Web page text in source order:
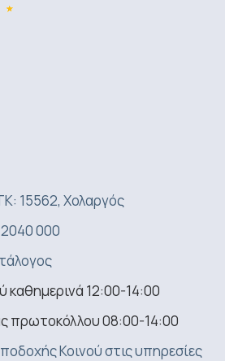
15562, Χολαργός
000
καθημερινά 12:00-14:00
πρωτοκόλλου 08:00-14:00
Κοινού στις υπηρεσίες